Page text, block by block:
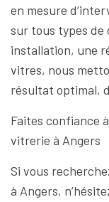
en mesure
sur tous types de
installation, une
vitres, nous
résultat optimal,
Faites confiance
vitrerie à Angers
Si vous
à Angers,